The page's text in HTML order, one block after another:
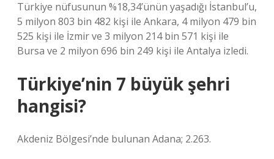
Türkiye nüfusunun %18,34’ünün yaşadığı İstanbul’u,
5 milyon 803 bin 482 kişi ile Ankara, 4 milyon 479 bin
525 kişi ile İzmir ve 3 milyon 214 bin 571 kişi ile
Bursa ve 2 milyon 696 bin 249 kişi ile Antalya izledi.
Türkiye’nin 7 büyük şehri
hangisi?
Akdeniz Bölgesi’nde bulunan Adana; 2.263.